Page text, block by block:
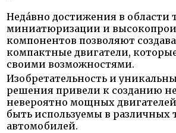
Неда́вно достижения в области
миниатюризации и
компонентов позволяют
компактные двигатели,
своими возможностями.
Изобретательность и
решения привели к созданию
невероятно мощных
быть используемы в различных
автомобилей.